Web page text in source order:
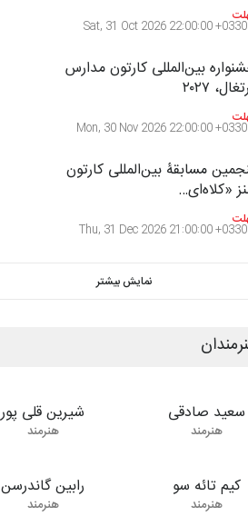
Sat, 31 Oct 2026 22:00:00 +0330
بین‌المللی کارتون مدارس
۲۰۲۷
Mon, 30 Nov 2026 22:00:00 +0330
مسابقۀ بین‌المللی کارتون
«کلاه‌ای…
Thu, 31 Dec 2026 21:00:00 +0330
نمایش بیشتر
سعید صادقی
هنرمند
شیرین قلی پور
هنرمند
کیم تائه سو
هنرمند
رابین گاندرسن
هنرمند